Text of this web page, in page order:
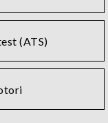
(ATS)